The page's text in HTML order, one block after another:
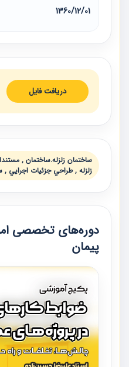
1360/12/01
دریافت فایل
ساختمان زلزله.ساختمان ,
زلزله , طراحي جزئيات اجرايي
دوره‌های تخصصی
پیمان